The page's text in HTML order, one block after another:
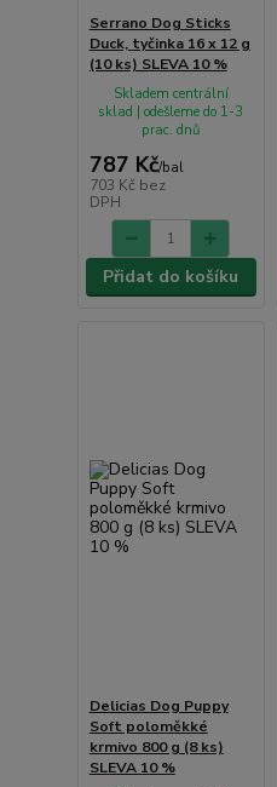
Serrano Dog Sticks
Duck, tyčinka 16 x 12 g
(10 ks) SLEVA 10 %
787 Kč/bal
703 Kč bez
DPH
Skladem centrální
sklad | odešleme do 1-3
prac. dnů
Přidat do košíku
Delicias Dog Puppy
Soft poloměkké
krmivo 800 g (8 ks)
SLEVA 10 %